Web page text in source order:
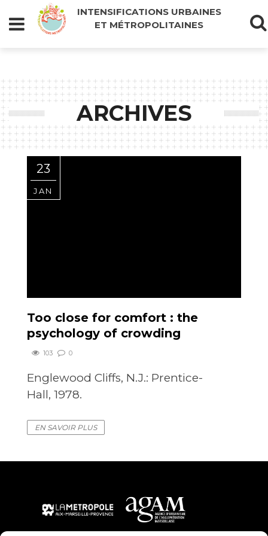
INTENSIFICATIONS URBAINES
ET MÉTROPOLITAINES
ARCHIVES
23
JAN
Too close for comfort : the
psychology of crowding
103 0
Englewood Cliffs, N.J.: Prentice-
Hall, 1978.
EN SAVOIR PLUS